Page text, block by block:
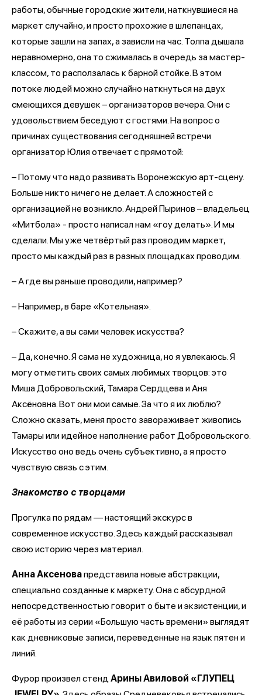
работы, обычные городские жители, наткнувшиеся на
маркет случайно, и просто прохожие в шлепанцах,
которые зашли на запах, а зависли на час. Толпа дышала
неравномерно, она то сжималась в очередь за мастер-
классом, то расползалась к барной стойке. В этом
потоке людей можно случайно наткнуться на двух
смеющихся девушек – организаторов вечера. Они с
удовольствием беседуют с гостями. На вопрос о
причинах существования сегодняшней встречи
организатор Юлия отвечает с прямотой:
– Потому что надо развивать Воронежскую арт-сцену.
Больше никто ничего не делает. А сложностей с
организацией не возникло. Андрей Пыринов – владельец
«Митбола» - просто написал нам «гоу делать». И мы
сделали. Мы уже четвёртый раз проводим маркет,
просто мы каждый раз в разных площадках проводим.
– А где вы раньше проводили, например?
– Например, в баре «Котельная».
– Скажите, а вы сами человек искусства?
– Да, конечно. Я сама не художница, но я увлекаюсь. Я
могу отметить своих самых любимых творцов: это
Миша Добровольский, Тамара Сердцева и Аня
Аксёновна. Вот они мои самые. За что я их люблю?
Сложно сказать, меня просто завораживает живопись
Тамары или идейное наполнение работ Добровольского.
Искусство оно ведь очень субъективно, а я просто
чувствую связь с этим.
Знакомство с творцами
Прогулка по рядам — настоящий экскурс в
современное искусство. Здесь каждый рассказывал
свою историю через материал.
Анна Аксеновапредставила новые абстракции,
специально созданные к маркету. Она с абсурдной
непосредственностью говорит о быте и экзистенции, и
её работы из серии «Большую часть времени» выглядят
как дневниковые записи, переведенные на язык пятен и
линий.
Фурор произвел стендАрины Авиловой «ГЛУПЕЦ